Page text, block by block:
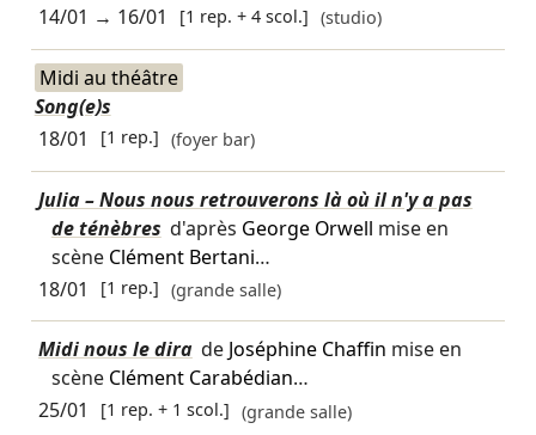
14/01 → 16/01 [1 rep. + 4 scol.] (studio)
Midi au théâtre
Song(e)s
18/01
[1 rep.] (foyer bar)
Julia – Nous nous retrouverons là où il n'y a pas
de ténèbres d'après George Orwell mise en
scène Clément Bertani…
18/01
[1 rep.] (grande salle)
Midi nous le dira de Joséphine Chaffin mise en
scène Clément Carabédian…
25/01
[1 rep. + 1 scol.] (grande salle)